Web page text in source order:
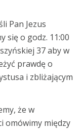
Pan Jezus
się o godz. 11:00
37 aby w
prawdę o
i zbliżającym
że w
omówimy między